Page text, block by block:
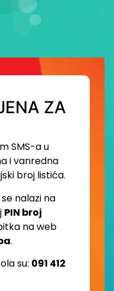
ZA
SMS-a u
i vanredna
broj listića.
se nalazi na
PIN broj
na web
.
su: 091 412